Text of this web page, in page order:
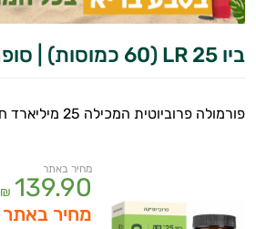
ביו 25 LR (60 כמוסות) | סופהרב
פורמולה פרוביוטית המכילה 25 מיליארד חיידקים
מחיר באתר
139.90
₪
מחיר באתר